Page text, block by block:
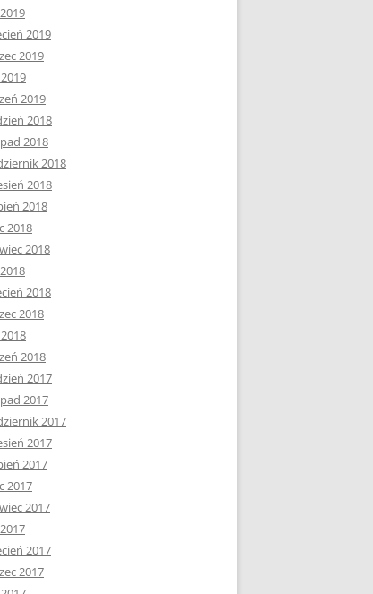
2019
2019
2019
2018
2018
2018
2018
2018
2018
2018
2018
2018
2018
2017
2017
2017
2017
2017
2017
2017
2017
2017